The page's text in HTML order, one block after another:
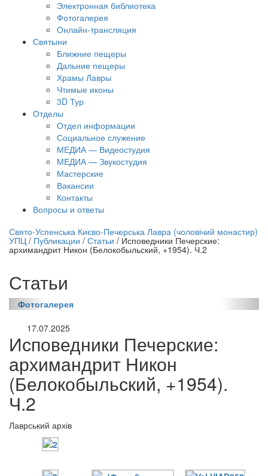
Электронная библиотека
Фотогалерея
Онлайн-трансляция
Святыни
Ближние пещеры
Дальние пещеры
Храмы Лавры
Чтимые иконы
3D Тур
Отделы
Отдел информации
Социальное служение
МЕДИА — Видеостудия
МЕДИА — Звукостудия
Мастерские
Вакансии
Контакты
Вопросы и ответы
трансляция | 12 сентября
трансляции
Свято-Успенська Києво-Печерська Лавра (чоловічий монастир)
УПЦ / Публикации / Статьи / Исповедники Печерские:
архимандрит Никон (Белокобыльский, +1954). Ч.2
Статьи
Фотогалерея
17.07.2025
Исповедники Печерские:
архимандрит Никон
(Белокобыльский, +1954).
Ч.2
Лаврський архів